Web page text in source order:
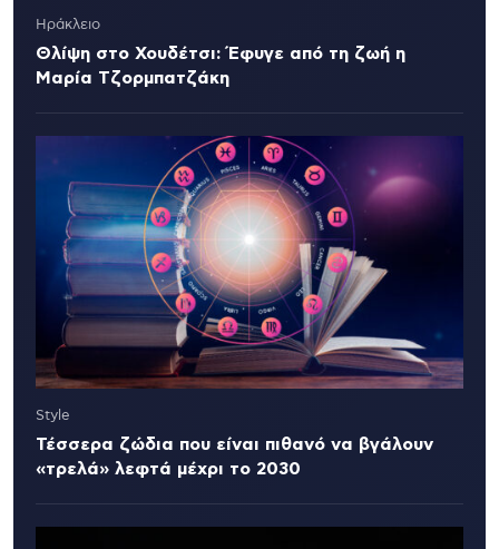
Ηράκλειο
Θλίψη στο Χουδέτσι: Έφυγε από τη ζωή η
Μαρία Τζορμπατζάκη
Style
Τέσσερα ζώδια που είναι πιθανό να βγάλουν
«τρελά» λεφτά μέχρι το 2030